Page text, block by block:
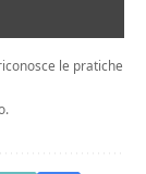
le pratiche